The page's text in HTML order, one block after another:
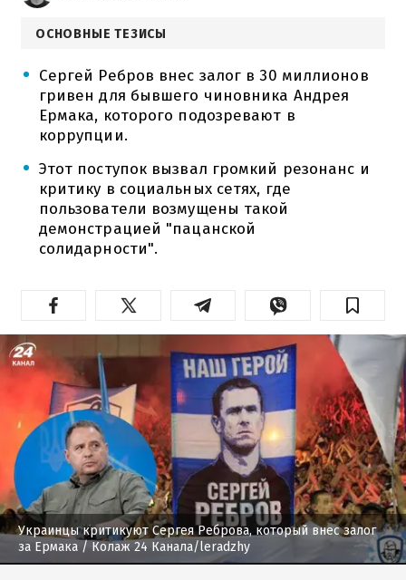
ОСНОВНЫЕ ТЕЗИСЫ
Сергей Ребров внес залог в 30 миллионов
гривен для бывшего чиновника Андрея
Ермака, которого подозревают в
коррупции.
Этот поступок вызвал громкий резонанс и
критику в социальных сетях, где
пользователи возмущены такой
демонстрацией "пацанской
солидарности".
Украинцы критикуют Сергея Реброва, который внес залог
за Ермака / Колаж 24 Канала/leradzhy